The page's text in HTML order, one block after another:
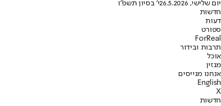
יום שלישי, 26.5.2026
י' בסיון תשפ"ו
חדשות
דעות
ספורט
ForReal
תרבות ובידור
אוכל
מגזין
אנחנו מגייסים
English
X
חדשות